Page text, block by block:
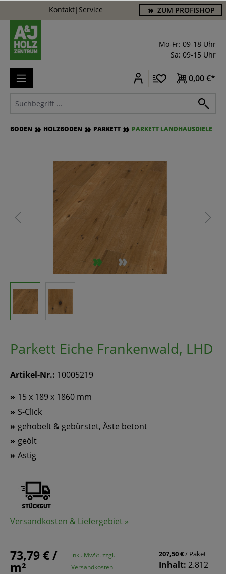
Kontakt| Service ZUM PROFISHOP
Mo-Fr: 09-18 Uhr
Sa: 09-15 Uhr
0,00 €*
BODEN HOLZBODEN PARKETT PARKETT LANDHAUSDIELE
Bildergalerie überspringen
Parkett Eiche Frankenwald, LHD
Artikel-Nr.: 10005219
15 x 189 x 1860 mm
S-Click
gehobelt & gebürstet, Äste betont
geölt
Astig
Versandkosten & Liefergebiet »
73,79 € /
m²
inkl. MwSt. zzgl.
Versandkosten
207,50 €/ Paket
Inhalt:2.812